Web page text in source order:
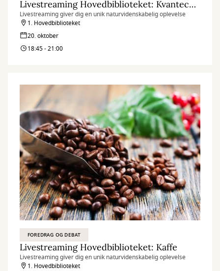
Livestreaming Hovedbiblioteket: Kvantecomputeren
Livestreaming giver dig en unik naturvidenskabelig oplevelse
1. Hovedbiblioteket
20. oktober
18:45 - 21:00
FOREDRAG OG DEBAT
Livestreaming Hovedbiblioteket: Kaffe
Livestreaming giver dig en unik naturvidenskabelig oplevelse
1. Hovedbiblioteket